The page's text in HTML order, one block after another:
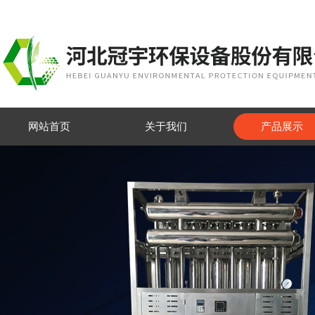
网站首页 关于我们 产品展示